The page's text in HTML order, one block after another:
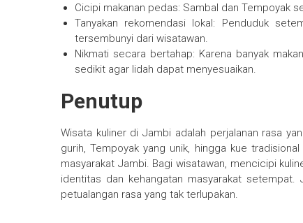
Cicipi makanan pedas: Sambal dan Tempoyak
Tanyakan rekomendasi lokal: Penduduk
tersembunyi dari wisatawan.
Nikmati secara bertahap: Karena banyak
sedikit agar lidah dapat menyesuaikan.
Penutup
Wisata kuliner di Jambi adalah perjalanan rasa
gurih, Tempoyak yang unik, hingga kue
masyarakat Jambi. Bagi wisatawan, mencicipi
identitas dan kehangatan masyarakat
petualangan rasa yang tak terlupakan.